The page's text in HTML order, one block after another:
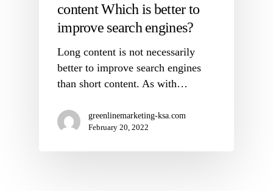
content Which is better to
improve search engines?
Long content is not necessarily
better to improve search engines
than short content. As with…
greenlinemarketing-ksa.com
February 20, 2022